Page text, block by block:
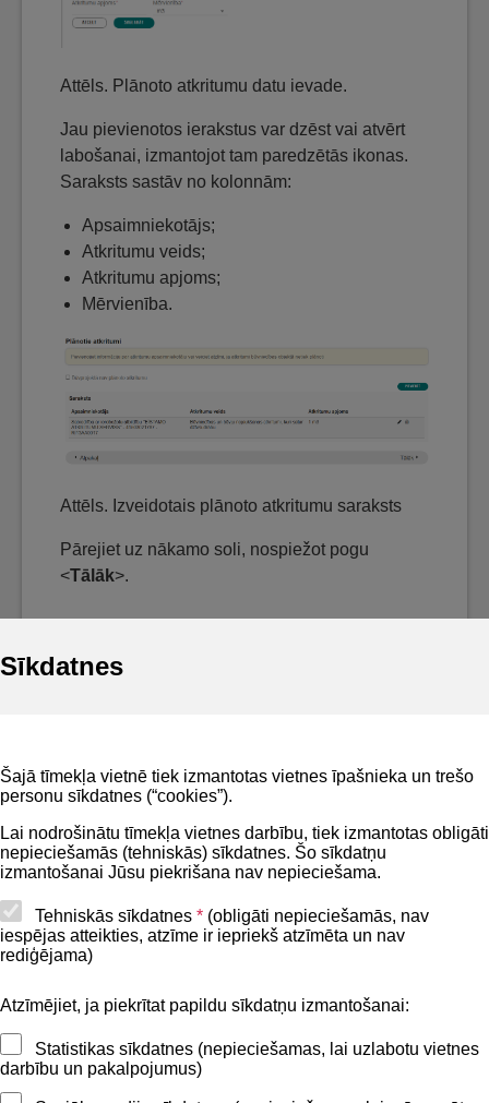
Sīkdatnes
Šajā tīmekļa vietnē tiek izmantotas vietnes īpašnieka un trešo
personu sīkdatnes (“cookies”).
Lai nodrošinātu tīmekļa vietnes darbību, tiek izmantotas obligāti
nepieciešamās (tehniskās) sīkdatnes. Šo sīkdatņu
izmantošanai Jūsu piekrišana nav nepieciešama.
Tehniskās sīkdatnes * (obligāti nepieciešamās, nav
iespējas atteikties, atzīme ir iepriekš atzīmēta un nav
rediģējama)
Atzīmējiet, ja piekrītat papildu sīkdatņu izmantošanai:
Statistikas sīkdatnes (nepieciešamas, lai uzlabotu vietnes
darbību un pakalpojumus)
Attēls. Plānoto atkritumu datu ievade.
Jau pievienotos ierakstus var dzēst vai atvērt
labošanai, izmantojot tam paredzētās ikonas.
Saraksts sastāv no kolonnām:
Apsaimniekotājs;
Atkritumu veids;
Atkritumu apjoms;
Mērvienība.
Attēls. Izveidotais plānoto atkritumu saraksts
Pārejiet uz nākamo soli, nospiežot pogu
<Tālāk>.
Privātuma politika
Lapas karte
Piekļūstamības paziņojums
Kontakti
BIS atbalsta dienesta tālrunis: